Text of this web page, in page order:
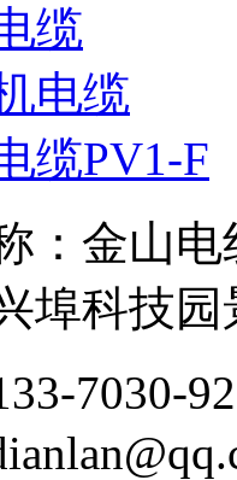
缆
电缆
缆PV1-F
：金山
埠科技
7030-